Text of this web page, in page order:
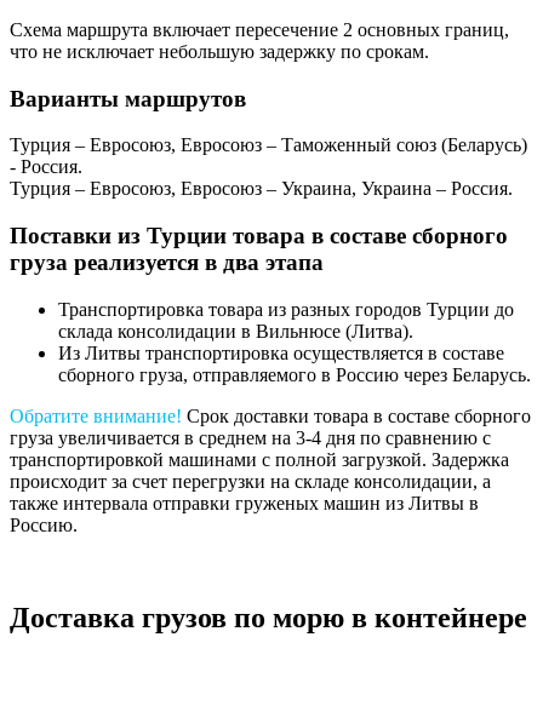
Схема маршрута включает пересечение 2 основных границ,
что не исключает небольшую задержку по срокам.
Варианты маршрутов
Турция – Евросоюз, Евросоюз – Таможенный союз (Беларусь)
- Россия.
Турция – Евросоюз, Евросоюз – Украина, Украина – Россия.
Поставки из Турции товара в составе сборного
груза реализуется в два этапа
Транспортировка товара из разных городов Турции до
склада консолидации в Вильнюсе (Литва).
Из Литвы транспортировка осуществляется в составе
сборного груза, отправляемого в Россию через Беларусь.
Обратите внимание! Срок доставки товара в составе сборного
груза увеличивается в среднем на 3-4 дня по сравнению с
транспортировкой машинами с полной загрузкой. Задержка
происходит за счет перегрузки на складе консолидации, а
также интервала отправки груженых машин из Литвы в
Россию.
Доставка грузов по морю в контейнере